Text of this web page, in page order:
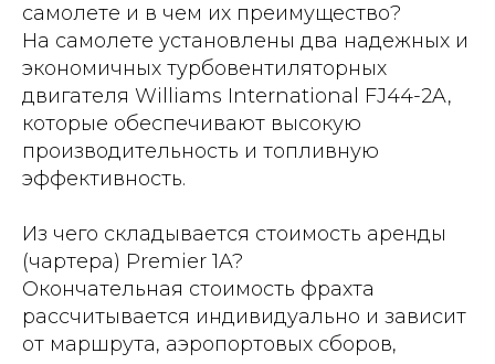
самолете и в чем их преимущество?
На самолете установлены два надежных и
экономичных турбовентиляторных
двигателя Williams International FJ44-2A,
которые обеспечивают высокую
производительность и топливную
эффективность.
Из чего складывается стоимость аренды
(чартера) Premier 1A?
Окончательная стоимость фрахта
рассчитывается индивидуально и зависит
от маршрута, аэропортовых сборов,